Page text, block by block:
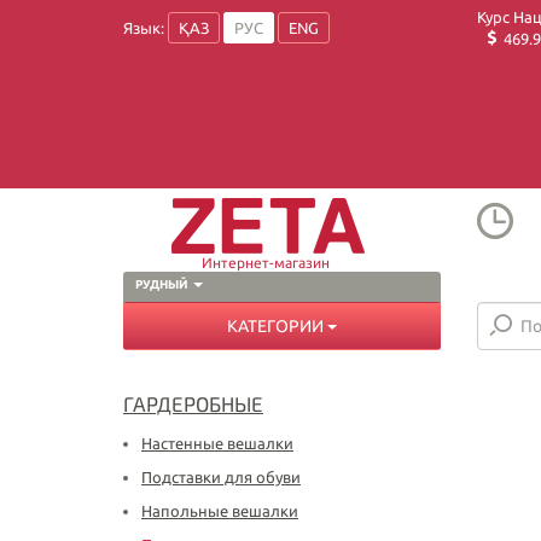
Язык: ҚАЗ РУС ENG
Курс
РУДНЫЙ
Интернет-магазин
КАТЕГОРИИ
ГАРДЕРОБНЫЕ
Настенные вешалки
Подставки для обуви
Напольные вешалки